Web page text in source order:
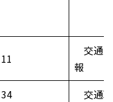
11
交通
報
34 交通